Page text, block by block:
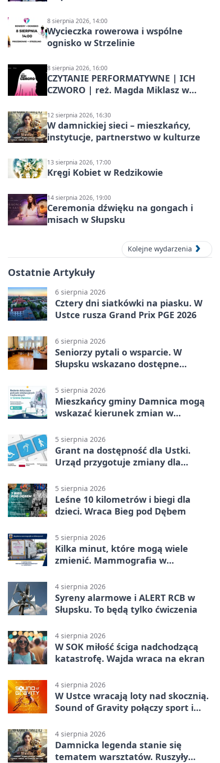
8 sierpnia 2026, 14:00
Wycieczka rowerowa i wspólne
ognisko w Strzelinie
8 sierpnia 2026, 16:00
CZYTANIE PERFORMATYWNE | ICH
CZWORO | reż. Magda Miklasz w
12 sierpnia 2026, 16:30
W damnickiej sieci – mieszkańcy,
instytucje, partnerstwo w kulturze
13 sierpnia 2026, 17:00
Kręgi Kobiet w Redzikowie
14 sierpnia 2026, 19:00
Ceremonia dźwięku na gongach i
misach w Słupsku
Kolejne wydarzenia
Ostatnie Artykuły
6 sierpnia 2026
Cztery dni siatkówki na piasku. W
Ustce rusza Grand Prix PGE 2026
6 sierpnia 2026
Seniorzy pytali o wsparcie. W
Słupsku wskazano dostępne
5 sierpnia 2026
Mieszkańcy gminy Damnica mogą
wskazać kierunek zmian w
5 sierpnia 2026
Grant na dostępność dla Ustki.
Urząd przygotuje zmiany dla
5 sierpnia 2026
Leśne 10 kilometrów i biegi dla
dzieci. Wraca Bieg pod Dębem
5 sierpnia 2026
Kilka minut, które mogą wiele
zmienić. Mammografia w
4 sierpnia 2026
Syreny alarmowe i ALERT RCB w
Słupsku. To będą tylko ćwiczenia
4 sierpnia 2026
W SOK miłość ściga nadchodzącą
katastrofę. Wajda wraca na ekran
4 sierpnia 2026
W Ustce wracają loty nad skocznią.
Sound of Gravity połączy sport i
4 sierpnia 2026
Damnicka legenda stanie się
tematem warsztatów. Ruszyły